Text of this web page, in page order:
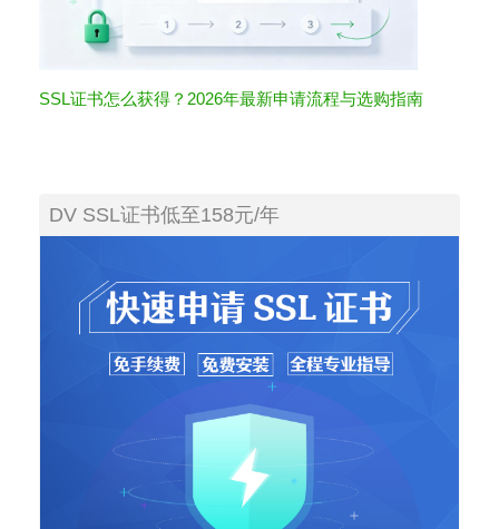
SSL证书怎么获得？2026年最新申请流程与选购指南
DV SSL证书低至158元/年